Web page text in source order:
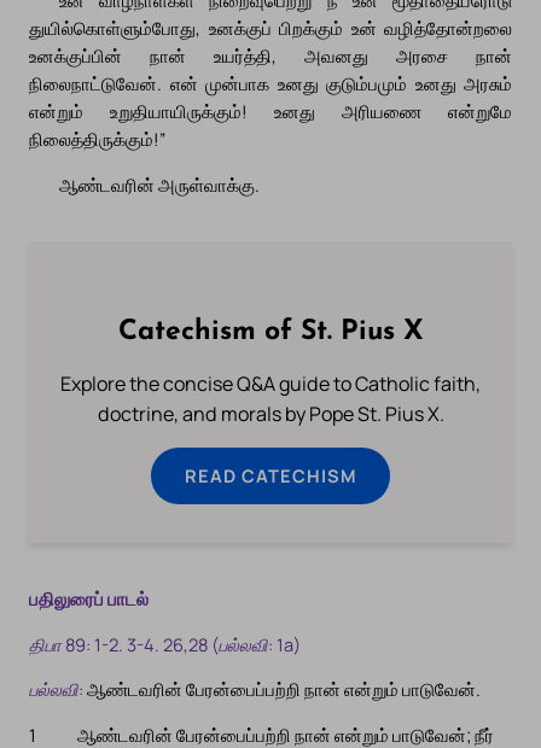
துயில்கொள்ளும்போது, உனக்குப் பிறக்கும் உன் வழித்தோன்றலை
உனக்குப்பின் நான் உயர்த்தி, அவனது அரசை நான்
நிலைநாட்டுவேன். என் முன்பாக உனது குடும்பமும் உனது அரசும்
என்றும் உறுதியாயிருக்கும்! உனது அரியணை என்றுமே
நிலைத்திருக்கும்!”
ஆண்டவரின் அருள்வாக்கு.
Catechism of St. Pius X
Explore the concise Q&A guide to Catholic faith,
doctrine, and morals by Pope St. Pius X.
READ CATECHISM
பதிலுரைப் பாடல்
திபா 89: 1-2. 3-4. 26,28 (பல்லவி: 1a)
பல்லவி: ஆண்டவரின் பேரன்பைப்பற்றி நான் என்றும் பாடுவேன்.
1
ஆண்டவரின் பேரன்பைப்பற்றி நான் என்றும் பாடுவேன்; நீர்